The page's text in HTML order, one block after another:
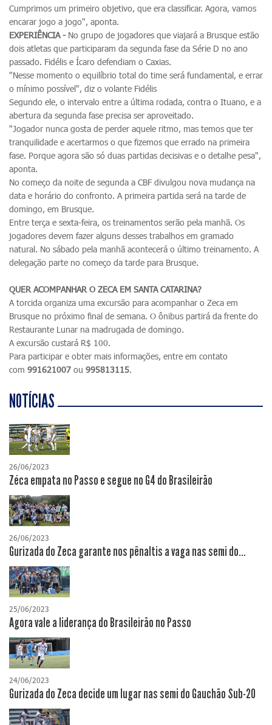
Cumprimos um primeiro objetivo, que era classificar. Agora, vamos
encarar jogo a jogo", aponta.
EXPERIÊNCIA - No grupo de jogadores que viajará a Brusque estão
dois atletas que participaram da segunda fase da Série D no ano
passado. Fidélis e Ícaro defendiam o Caxias.
"Nesse momento o equilíbrio total do time será fundamental, e errar
o mínimo possível", diz o volante Fidélis
Segundo ele, o intervalo entre a última rodada, contra o Ituano, e a
abertura da segunda fase precisa ser aproveitado.
"Jogador nunca gosta de perder aquele ritmo, mas temos que ter
tranquilidade e acertarmos o que fizemos que errado na primeira
fase. Porque agora são só duas partidas decisivas e o detalhe pesa",
aponta.
No começo da noite de segunda a CBF divulgou nova mudança na
data e horário do confronto. A primeira partida será na tarde de
domingo, em Brusque.
Entre terça e sexta-feira, os treinamentos serão pela manhã. Os
jogadores devem fazer alguns desses trabalhos em gramado
natural. No sábado pela manhã acontecerá o último treinamento. A
delegação parte no começo da tarde para Brusque.
QUER ACOMPANHAR O ZECA EM SANTA CATARINA?
A torcida organiza uma excursão para acompanhar o Zeca em
Brusque no próximo final de semana. O ônibus partirá da frente do
Restaurante Lunar na madrugada de domingo.
A excursão custará R$ 100.
Para participar e obter mais informações, entre em contato
com 991621007 ou 995813115.
NOTÍCIAS
26/06/2023
Zéca empata no Passo e segue no G4 do Brasileirão
26/06/2023
Gurizada do Zeca garante nos pênaltis a vaga nas semi do...
25/06/2023
Agora vale a liderança do Brasileirão no Passo
24/06/2023
Gurizada do Zeca decide um lugar nas semi do Gauchão Sub-20